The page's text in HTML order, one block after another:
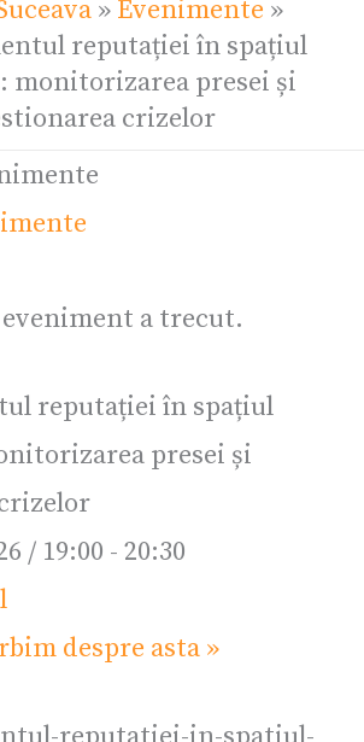
» Evenimente »
reputației în spațiul
monitorizarea presei și
crizelor
a trecut.
reputației în spațiul
presei și
/ 19:00 - 20:30
despre asta »